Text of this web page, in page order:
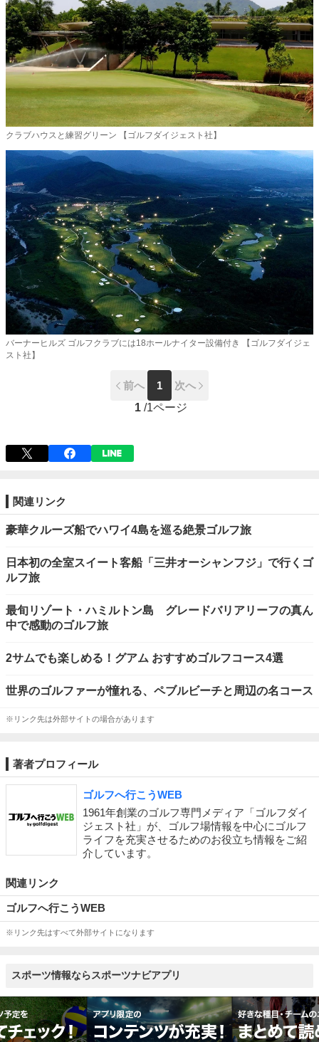
クラブハウスと練習グリーン 【ゴルフダイジェスト社】
バーナーヒルズ ゴルフクラブには18ホールナイター設備付き 【ゴルフダイジェ
スト社】
前へ 1
次へ
1 /1ページ
関連リンク
豪華クルーズ船でハワイ4島を巡る絶景ゴルフ旅
日本初の全室スイート客船「三井オーシャンフジ」で行くゴ
ルフ旅
最旬リゾート・ハミルトン島 グレードバリアリーフの真ん
中で感動のゴルフ旅
2サムでも楽しめる！グアム おすすめゴルフコース4選
世界のゴルファーが憧れる、ペブルビーチと周辺の名コース
※リンク先は外部サイトの場合があります
著者プロフィール
ゴルフへ行こうWEB
1961年創業のゴルフ専門メディア「ゴルフダイ
ジェスト社」が、ゴルフ場情報を中心にゴルフ
ライフを充実させるためのお役立ち情報をご紹
介しています。
関連リンク
ゴルフへ行こうWEB
※リンク先はすべて外部サイトになります
スポーツ情報ならスポーツナビアプリ